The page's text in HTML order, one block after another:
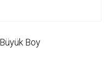
Boy